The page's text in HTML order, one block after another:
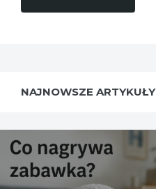
NAJNOWSZE ARTYKUŁY